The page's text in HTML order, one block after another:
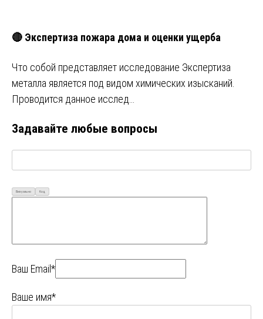
🔴 Экспертиза пожара дома и оценки ущерба
Что собой представляет исследование Экспертиза
металла является под видом химических изысканий.
Проводится данное исслед…
Задавайте любые вопросы
Визуально Код
Ваш Email*
Ваше имя*